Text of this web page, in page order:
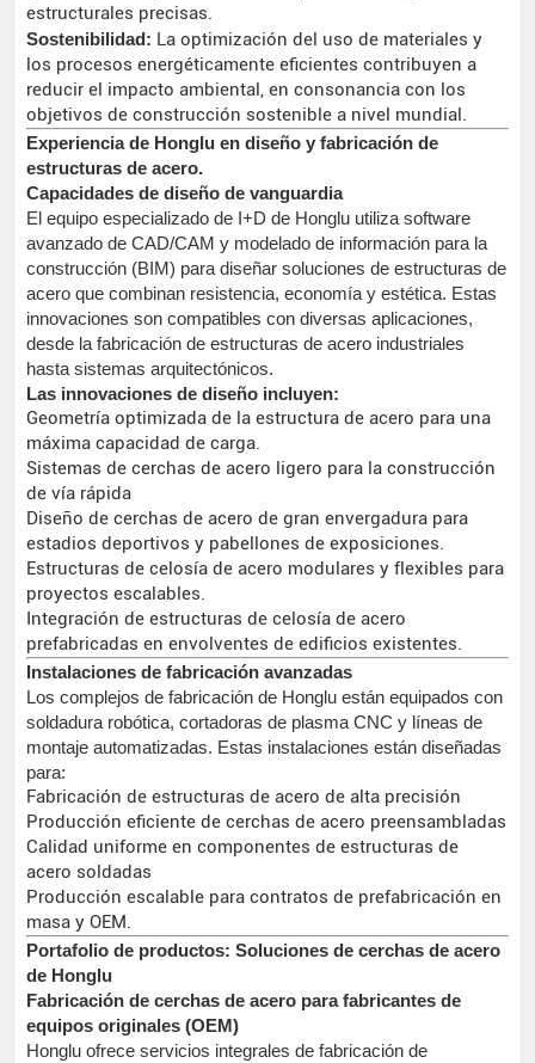
estructurales precisas.
Sostenibilidad: La optimización del uso de materiales y
los procesos energéticamente eficientes contribuyen a
reducir el impacto ambiental, en consonancia con los
objetivos de construcción sostenible a nivel mundial.
Experiencia de Honglu en diseño y fabricación de
estructuras de acero.
Capacidades de diseño de vanguardia
El equipo especializado de I+D de Honglu utiliza software
avanzado de CAD/CAM y modelado de información para la
construcción (BIM) para diseñar soluciones de estructuras de
acero que combinan resistencia, economía y estética. Estas
innovaciones son compatibles con diversas aplicaciones,
desde la fabricación de estructuras de acero industriales
hasta sistemas arquitectónicos.
Las innovaciones de diseño incluyen:
Geometría optimizada de la estructura de acero para una
máxima capacidad de carga.
Sistemas de cerchas de acero ligero para la construcción
de vía rápida
Diseño de cerchas de acero de gran envergadura para
estadios deportivos y pabellones de exposiciones.
Estructuras de celosía de acero modulares y flexibles para
proyectos escalables.
Integración de estructuras de celosía de acero
prefabricadas en envolventes de edificios existentes.
Instalaciones de fabricación avanzadas
Los complejos de fabricación de Honglu están equipados con
soldadura robótica, cortadoras de plasma CNC y líneas de
montaje automatizadas. Estas instalaciones están diseñadas
para:
Fabricación de estructuras de acero de alta precisión
Producción eficiente de cerchas de acero preensambladas
Calidad uniforme en componentes de estructuras de
acero soldadas
Producción escalable para contratos de prefabricación en
masa y OEM.
Portafolio de productos: Soluciones de cerchas de acero
de Honglu
Fabricación de cerchas de acero para fabricantes de
equipos originales (OEM)
Honglu ofrece servicios integrales de fabricación de